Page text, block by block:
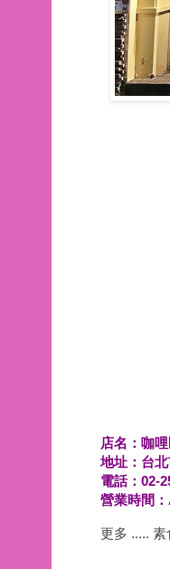
店名：咖
地址：台
電話：02-
營業時間
更多 .....